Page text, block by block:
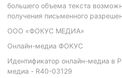
большего объема текста
получения письменного
ООО «ФОКУС МЕДИА»
Онлайн-медиа ФОКУС
Идентификатор онлайн-медиа в
медиа - R40-03129